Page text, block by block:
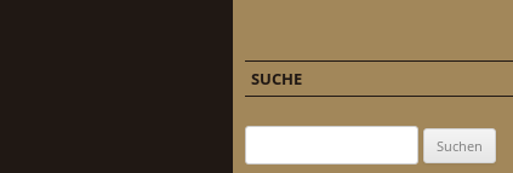
SUCHE